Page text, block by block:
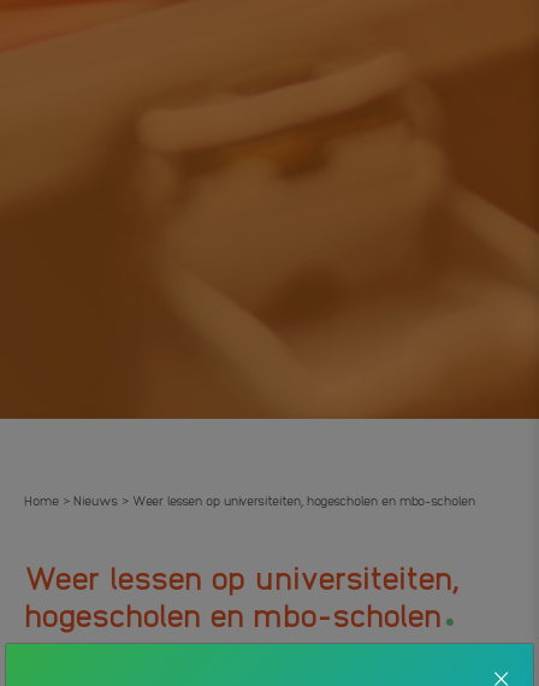
Home > Nieuws > Weer lessen op universiteiten, hogescholen en mbo-scholen
Weer lessen op universiteiten,
hogescholen en mbo-scholen.